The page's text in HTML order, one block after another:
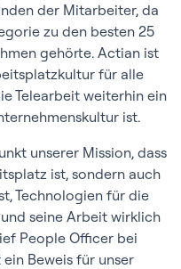
der Mitarbeiter, da
zu den besten 25
gehörte. Actian ist
für alle
Telearbeit weiterhin ein
ist.
unserer Mission, dass
ist, sondern auch
Technologien für die
seine Arbeit wirklich
People Officer bei
Beweis für unser